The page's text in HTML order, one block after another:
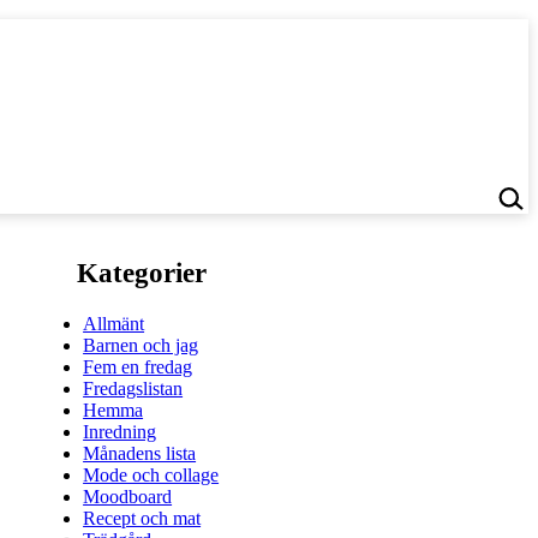
Kategorier
Allmänt
Barnen och jag
Fem en fredag
Fredagslistan
Hemma
Inredning
Månadens lista
Mode och collage
Moodboard
Recept och mat